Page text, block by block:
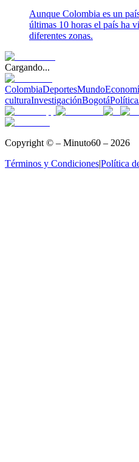
Aunque Colombia es un
últimas 10 horas el país ha
diferentes zonas.
Cargando...
ColombiaDeportesMundo
culturaInvestigaciónBogotáPolítica
Copyright © – Minuto60 – 2026
Términos y Condiciones|Política